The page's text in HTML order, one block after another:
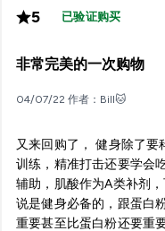
5 已验证购买
非常完美的一次购物
04/07/22 作者：Bill🐱
又来回购了， 健身除了要
训练，精准打击还要学会
辅助，肌酸作为A类补剂
说是健身必备的，跟蛋白
重要甚至比蛋白粉还要重